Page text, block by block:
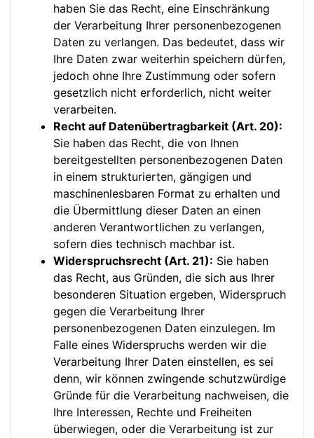
haben Sie das Recht, eine Einschränkung
der Verarbeitung Ihrer personenbezogenen
Daten zu verlangen. Das bedeutet, dass wir
Ihre Daten zwar weiterhin speichern dürfen,
jedoch ohne Ihre Zustimmung oder sofern
gesetzlich nicht erforderlich, nicht weiter
verarbeiten.
Recht auf Datenübertragbarkeit (Art. 20):
Sie haben das Recht, die von Ihnen
bereitgestellten personenbezogenen Daten
in einem strukturierten, gängigen und
maschinenlesbaren Format zu erhalten und
die Übermittlung dieser Daten an einen
anderen Verantwortlichen zu verlangen,
sofern dies technisch machbar ist.
Widerspruchsrecht (Art. 21): Sie haben
das Recht, aus Gründen, die sich aus Ihrer
besonderen Situation ergeben, Widerspruch
gegen die Verarbeitung Ihrer
personenbezogenen Daten einzulegen. Im
Falle eines Widerspruchs werden wir die
Verarbeitung Ihrer Daten einstellen, es sei
denn, wir können zwingende schutzwürdige
Gründe für die Verarbeitung nachweisen, die
Ihre Interessen, Rechte und Freiheiten
überwiegen, oder die Verarbeitung ist zur